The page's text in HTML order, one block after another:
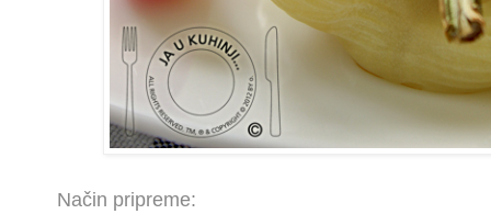
Način pripreme: